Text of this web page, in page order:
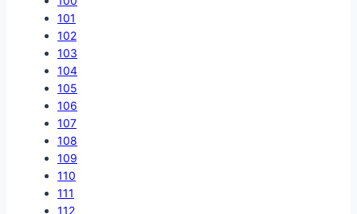
101
102
103
104
105
106
107
108
109
110
111
112